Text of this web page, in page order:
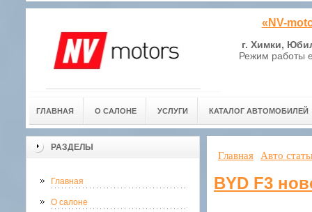
«NV-
г. Химки,
Режим работы
ГЛАВНАЯ О САЛОНЕ УСЛУГИ КАТАЛОГ АВТОМОБИЛЕЙ
РАЗДЕЛЫ
Главная
О салоне
Главная Авто
BYD F3